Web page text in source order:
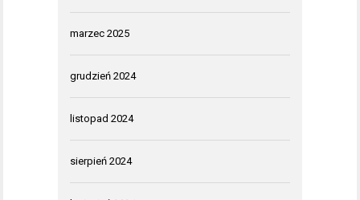
marzec 2025
grudzień 2024
listopad 2024
sierpień 2024